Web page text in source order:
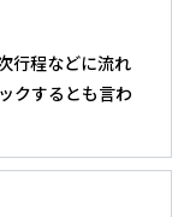
行程などに流れ
クするとも言わ